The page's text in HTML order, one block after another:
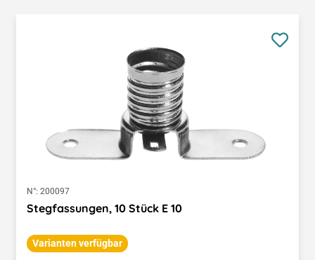
N°: 200097
Stegfassungen, 10 Stück E 10
Varianten verfügbar